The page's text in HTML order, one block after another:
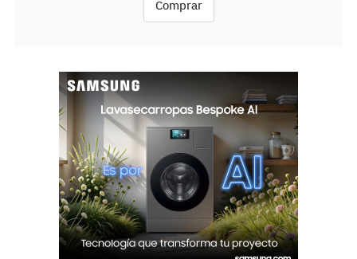
Comprar